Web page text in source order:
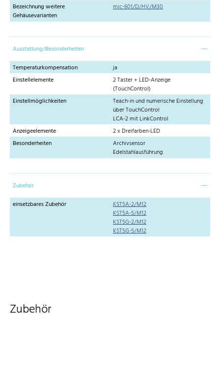
Bezeichnung weitere
Gehäusevarianten
mic-601/D/HV/M30
Ausstattung/Besonderheiten
Temperaturkompensation
ja
Einstellelemente
2 Taster + LED-Anzeige
(TouchControl)
Einstellmöglichkeiten
Teach-in und numerische Einstellung
über TouchControl
LCA-2 mit LinkControl
Anzeigeelemente
2 x Dreifarben-LED
Besonderheiten
Archivsensor
Edelstahlausführung
Zubehör
einsetzbares Zubehör
KST5A-2/M12
KST5A-5/M12
KST5G-2/M12
KST5G-5/M12
Zubehör